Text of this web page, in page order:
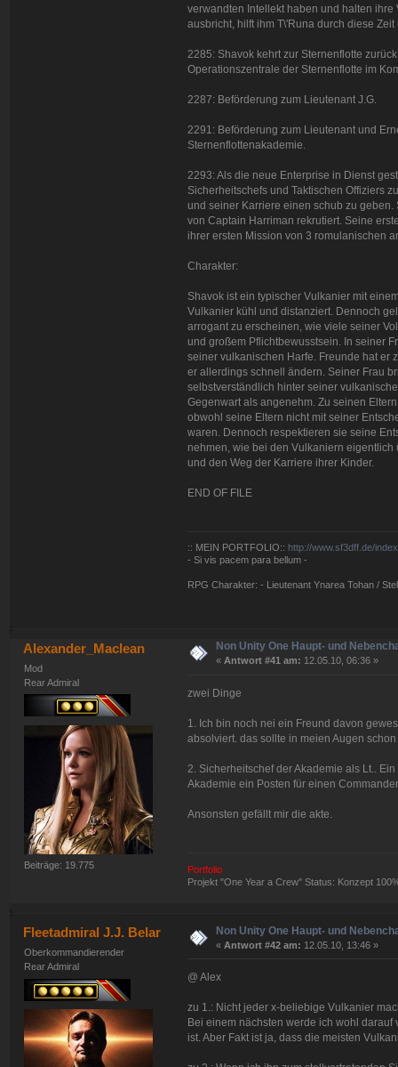
verwandten Intellekt haben und halten ihre
ausbricht, hilft ihm T\'Runa durch diese
2285: Shavok kehrt zur Sternenflotte
Operationszentrale der Sternenflotte im
2287: Beförderung zum Lieutenant J.G.
2291: Beförderung zum Lieutenant und
Sternenflottenakademie.
2293: Als die neue Enterprise in Dienst
Sicherheitschefs und Taktischen Offiziers
und seiner Karriere einen schub zu
von Captain Harriman rekrutiert. Seine
ihrer ersten Mission von 3 romulanischen
Charakter:
Shavok ist ein typischer Vulkanier mit
Vulkanier kühl und distanziert. Dennoch
arrogant zu erscheinen, wie viele seiner
und großem Pflichtbewusstsein. In seiner
seiner vulkanischen Harfe. Freunde hat er
er allerdings schnell ändern. Seiner Frau
selbstverständlich hinter seiner
Gegenwart als angenehm. Zu seinen
obwohl seine Eltern nicht mit seiner
waren. Dennoch respektieren sie seine
nehmen, wie bei den Vulkaniern
und den Weg der Karriere ihrer Kinder.
END OF FILE
:: MEIN PORTFOLIO:: http://www.sf3dff.de/
- Si vis pacem para bellum -
RPG Charakter: - Lieutenant Ynarea Tohan /
Alexander_Maclean
Mod
Rear Admiral
Beiträge: 19.775
Non Unity One Haupt- und
« Antwort #41 am: 12.05.10, 06:36 »
zwei Dinge
1. Ich bin noch nei ein Freund davon
absolviert. das sollte in meien Augen
2. Sicherheitschef der Akademie als Lt..
Akademie ein Posten für einen
Ansonsten gefällt mir die akte.
Portfolio
Projekt "One Year a Crew" Status: Konzept
Fleetadmiral J.J. Belar
Oberkommandierender
Rear Admiral
Non Unity One Haupt- und
« Antwort #42 am: 12.05.10, 13:46 »
@ Alex
zu 1.: Nicht jeder x-beliebige Vulkanier
Bei einem nächsten werde ich wohl
ist. Aber Fakt ist ja, dass die meisten